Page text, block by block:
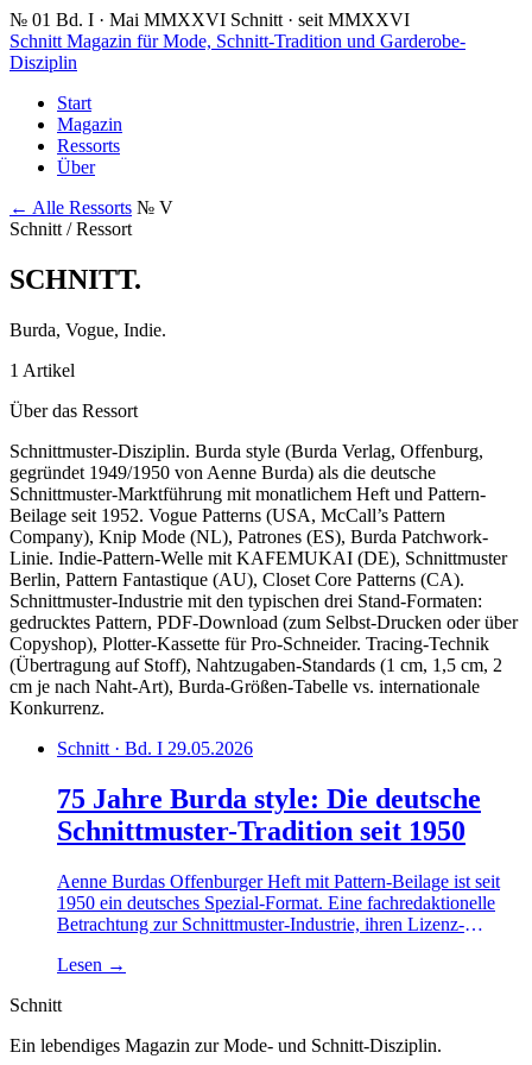
№ 01 Bd. I · Mai MMXXVI Schnitt · seit MMXXVI
Schnitt Magazin für Mode, Schnitt-Tradition und Garderobe-
Disziplin
Start
Magazin
Ressorts
Über
← Alle Ressorts № V
Schnitt / Ressort
SCHNITT.
Burda, Vogue, Indie.
1 Artikel
Über das Ressort
Schnittmuster-Disziplin. Burda style (Burda Verlag, Offenburg,
gegründet 1949/1950 von Aenne Burda) als die deutsche
Schnittmuster-Marktführung mit monatlichem Heft und Pattern-
Beilage seit 1952. Vogue Patterns (USA, McCall’s Pattern
Company), Knip Mode (NL), Patrones (ES), Burda Patchwork-
Linie. Indie-Pattern-Welle mit KAFEMUKAI (DE), Schnittmuster
Berlin, Pattern Fantastique (AU), Closet Core Patterns (CA).
Schnittmuster-Industrie mit den typischen drei Stand-Formaten:
gedrucktes Pattern, PDF-Download (zum Selbst-Drucken oder über
Copyshop), Plotter-Kassette für Pro-Schneider. Tracing-Technik
(Übertragung auf Stoff), Nahtzugaben-Standards (1 cm, 1,5 cm, 2
cm je nach Naht-Art), Burda-Größen-Tabelle vs. internationale
Konkurrenz.
Schnitt · Bd. I 29.05.2026
75 Jahre Burda style: Die deutsche
Schnittmuster-Tradition seit 1950
Aenne Burdas Offenburger Heft mit Pattern-Beilage ist seit
1950 ein deutsches Spezial-Format. Eine fachredaktionelle
Betrachtung zur Schnittmuster-Industrie, ihren Lizenz-
Lesen →
Schnitt
Ein lebendiges Magazin zur Mode- und Schnitt-Disziplin.